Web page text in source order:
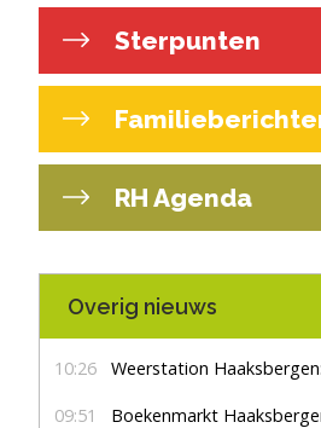
Sterpunten
RH Agenda
Overig nieuws
10:26 Weerstation Haaksbergen:
09:51 Boekenmarkt Haaksbergen zaterdag 8